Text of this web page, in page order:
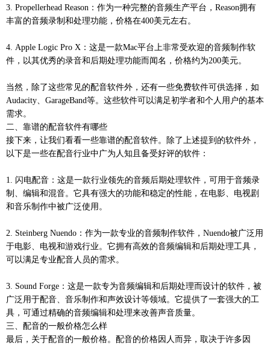
3. Propellerhead Reason：作为一种完整的音频生产平台，Reason拥有
丰富的音频录制和处理功能，价格在400美元左右。
4. Apple Logic Pro X：这是一款Mac平台上非常受欢迎的音频制作软
件，以其优秀的录音和后期处理功能而闻名，价格约为200美元。
当然，除了这些常见的配音软件外，还有一些免费软件可供选择，如
Audacity、GarageBand等。这些软件可以满足初学者和个人用户的基本
需求。
二、靠谱的配音软件有哪些
接下来，让我们看看一些靠谱的配音软件。除了上述提到的软件外，
以下是一些在配音行业中广为人知且备受好评的软件：
1. 闪电配音：这是一款行业领先的音频后期处理软件，可用于音频录
制、编辑和混音。它具有强大的功能和稳定的性能，在电影、电视剧
和音乐制作中被广泛使用。
2. Steinberg Nuendo：作为一款专业的音频制作软件，Nuendo被广泛用
于电影、电视和游戏行业。它拥有高效的音频编辑和后期处理工具，
可以满足专业配音人员的需求。
3. Sound Forge：这是一款专为音频编辑和后期处理而设计的软件，被
广泛用于配音、音乐制作和声效设计等领域。它提供了一套强大的工
具，可通过精确的音频编辑和处理来改善声音质量。
三、配音的一般价格怎么样
最后，关于配音的一般价格。配音的价格因人而异，取决于许多因